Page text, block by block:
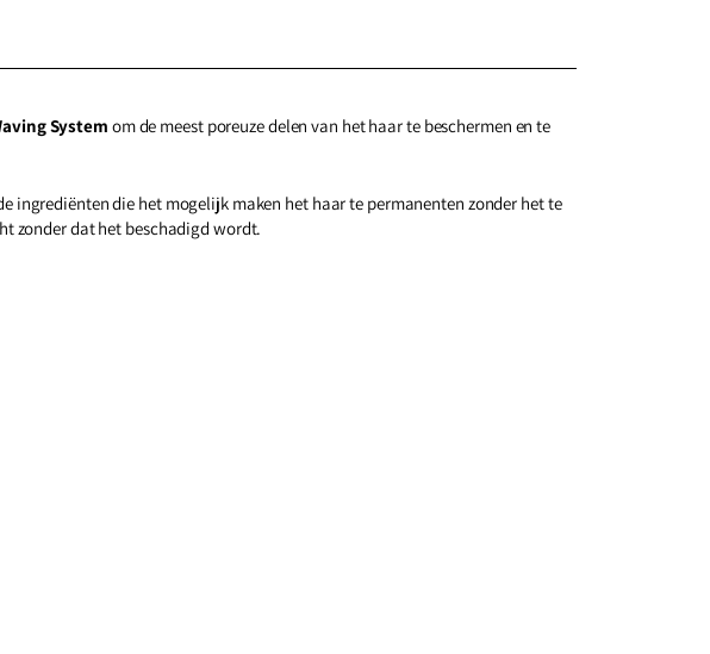
System om de meest poreuze delen van het haar te beschermen en te
ingrediënten die het mogelijk maken het haar te permanenten zonder het te
zonder dat het beschadigd wordt.